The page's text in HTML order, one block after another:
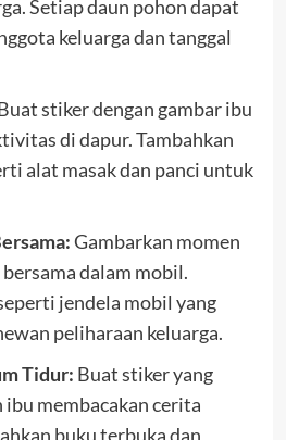
Setiap daun pohon dapat
keluarga dan tanggal
stiker dengan gambar ibu
di dapur. Tambahkan
alat masak dan panci untuk
Gambarkan momen
dalam mobil.
jendela mobil yang
peliharaan keluarga.
Tidur: Buat stiker yang
membacakan cerita
buku terbuka dan